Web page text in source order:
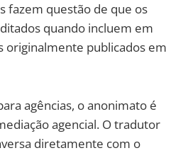
fazem questão de que os
quando incluem em
originalmente publicados em
agências, o anonimato é
agencial. O tradutor
diretamente com o